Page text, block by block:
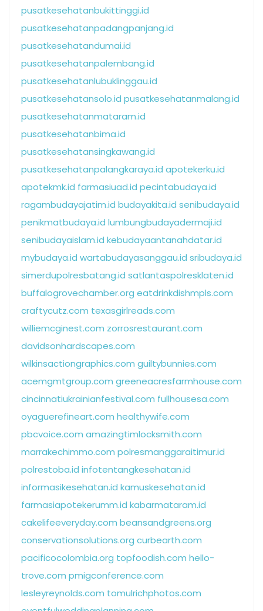
pusatkesehatanbukittinggi.id
pusatkesehatanpadangpanjang.id
pusatkesehatandumai.id
pusatkesehatanpalembang.id
pusatkesehatanlubuklinggau.id
pusatkesehatansolo.id pusatkesehatanmalang.id
pusatkesehatanmataram.id
pusatkesehatanbima.id
pusatkesehatansingkawang.id
pusatkesehatanpalangkaraya.id apotekerku.id
apotekmk.id farmasiuad.id pecintabudaya.id
ragambudayajatim.id budayakita.id senibudaya.id
penikmatbudaya.id lumbungbudayadermaji.id
senibudayaislam.id kebudayaantanahdatar.id
mybudaya.id wartabudayasanggau.id sribudaya.id
simerdupolresbatang.id satlantaspolresklaten.id
buffalogrovechamber.org eatdrinkdishmpls.com
craftycutz.com texasgirlreads.com
williemcginest.com zorrosrestaurant.com
davidsonhardscapes.com
wilkinsactiongraphics.com guiltybunnies.com
acemgmtgroup.com greeneacresfarmhouse.com
cincinnatiukrainianfestival.com fullhousesa.com
oyaguerefineart.com healthywife.com
pbcvoice.com amazingtimlocksmith.com
marrakechimmo.com polresmanggaraitimur.id
polrestoba.id infotentangkesehatan.id
informasikesehatan.id kamuskesehatan.id
farmasiapotekerumm.id kabarmataram.id
cakelifeeveryday.com beansandgreens.org
conservationsolutions.org curbearth.com
pacificocolombia.org topfoodish.com hello-
trove.com pmigconference.com
lesleyreynolds.com tomulrichphotos.com